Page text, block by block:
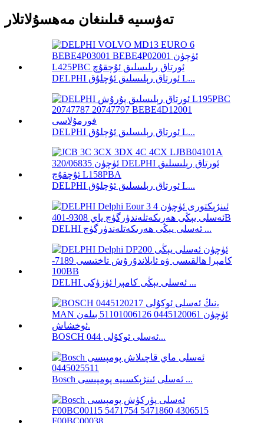
تەۋسىيە قىلىنغان مەھسۇلاتلار
DELPHI ئورتاق رېلىسلىق ئۇچلۇق L...
DELPHI ئورتاق رېلىسلىق ئۇچلۇق L...
DELPHI ئورتاق رېلىسلىق ئۇچلۇق L...
DELHI ئەسلى يېڭى ھەرىكەتلەندۈرگۈچ ...
DELHI ئەسلى يېڭى كامېرا ئۈزۈكى ...
BOSCH ئەسلى ئوكۇلى 044...
Bosch ئەسلى ئىنژېكسىيە پومپىسى ...